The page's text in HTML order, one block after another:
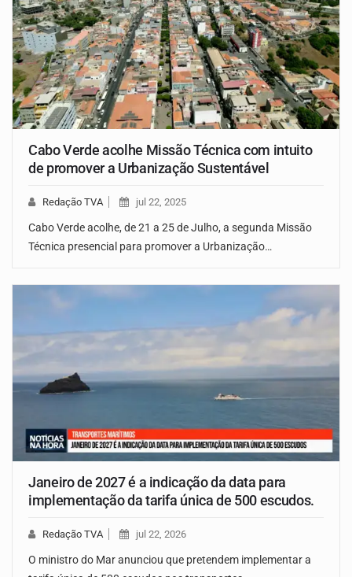
Cabo Verde acolhe Missão Técnica com intuito
de promover a Urbanização Sustentável
Redação TVA jul 22, 2025
Cabo Verde acolhe, de 21 a 25 de Julho, a segunda Missão
Técnica presencial para promover a Urbanização…
Janeiro de 2027 é a indicação da data para
implementação da tarifa única de 500 escudos.
Redação TVA jul 22, 2026
O ministro do Mar anunciou que pretendem implementar a